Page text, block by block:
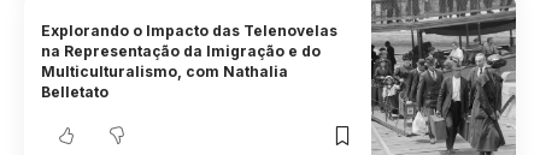
Explorando o Impacto das Telenovelas
na Representação da Imigração e do
Multiculturalismo, com Nathalia
Belletato